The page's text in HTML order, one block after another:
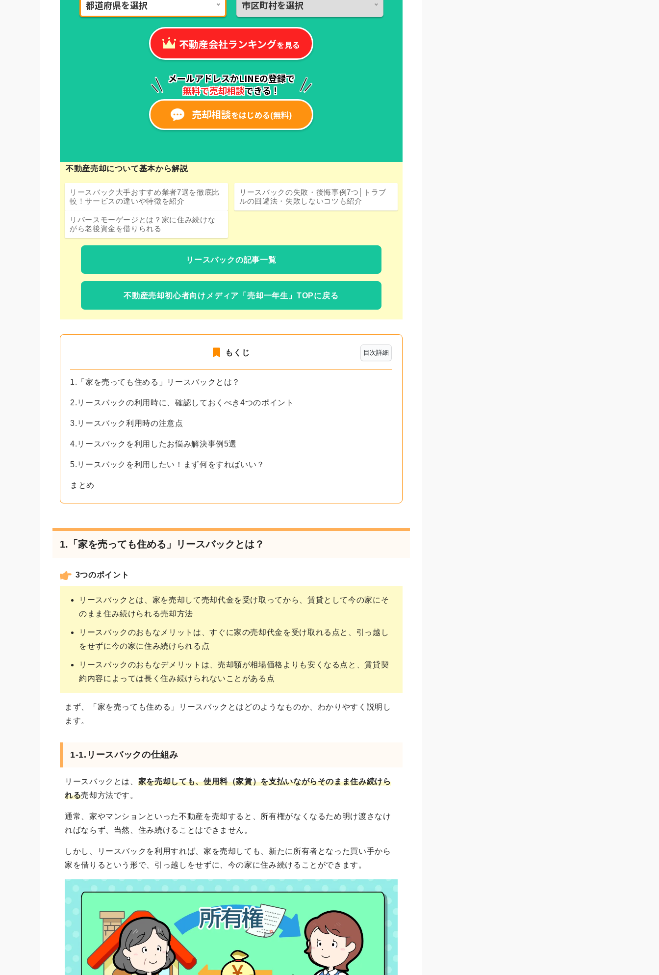
不動産売却について基本から解説
リースバック大手おすすめ業者7選を徹底比
較！サービスの違いや特徴を紹介
リースバックの失敗・後悔事例7つ│トラブ
ルの回避法・失敗しないコツも紹介
リバースモーゲージとは？家に住み続けな
がら老後資金を借りられる
リースバックの記事一覧
不動産売却初心者向けメディア 「売却一年生」TOPに戻る
目次詳細
もくじ
1.「家を売っても住める」リースバックとは？
2.リースバックの利用時に、確認しておくべき4つのポイント
3.リースバック利用時の注意点
4.リースバックを利用したお悩み解決事例5選
5.リースバックを利用したい！まず何をすればいい？
まとめ
1.「家を売っても住める」リースバックとは？
3つのポイント
リースバックとは、家を売却して売却代金を受け取ってから、賃貸として今の家にそ
のまま住み続けられる売却方法
リースバックのおもなメリットは、すぐに家の売却代金を受け取れる点と、引っ越し
をせずに今の家に住み続けられる点
リースバックのおもなデメリットは、売却額が相場価格よりも安くなる点と、賃貸契
約内容によっては長く住み続けられないことがある点
まず、「家を売っても住める」リースバックとはどのようなものか、わかりやすく説明し
ます。
1-1.リースバックの仕組み
リースバックとは、 家を売却しても、使用料（家賃）を支払いながらそのまま住み続けら
れる売却方法です。
通常、家やマンションといった不動産を売却すると、所有権がなくなるため明け渡さなけ
ればならず、当然、住み続けることはできません。
しかし、リースバックを利用すれば、家を売却しても、新たに所有者となった買い手から
家を借りるという形で、引っ越しをせずに、今の家に住み続けることができます。